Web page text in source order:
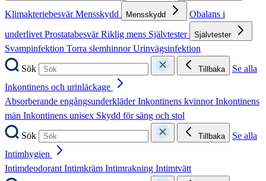
KlimakteriebesvärMensskydd Mensskydd
Obalans i
underlivetProstatabesvärRiklig mens Självtester Självtester
Svampinfektion Torra slemhinnorUrinvägsinfektion
Sök
Tillbaka
Se alla
Inkontinens och urinläckage
Absorberande engångsunderkläderInkontinens kvinnorInkontinens
män Inkontinens unisex Skydd för säng och stol
Sök
Tillbaka
Se alla
Intimhygien
IntimdeodorantIntimkräm Intimrakning Intimtvätt